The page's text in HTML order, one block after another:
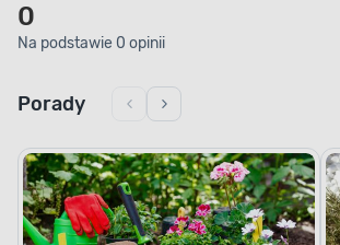
0
Na podstawie 0 opinii
Porady